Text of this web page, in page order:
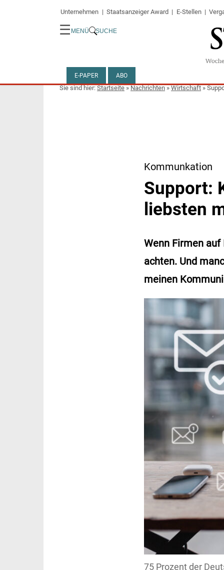
Unternehmen Staatsanzeiger Award E-Stellen
☰ MENÜ SUCHE
E-PAPER ABO
Startseite»Nachrichten»Wirtschaft»
Kommunkation
Support:
liebsten
Wenn Firmen
achten. Und
meinen
75 Prozent der